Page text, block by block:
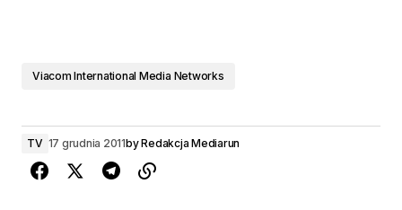
Viacom International Media Networks
TV 17 grudnia 2011byRedakcja Mediarun